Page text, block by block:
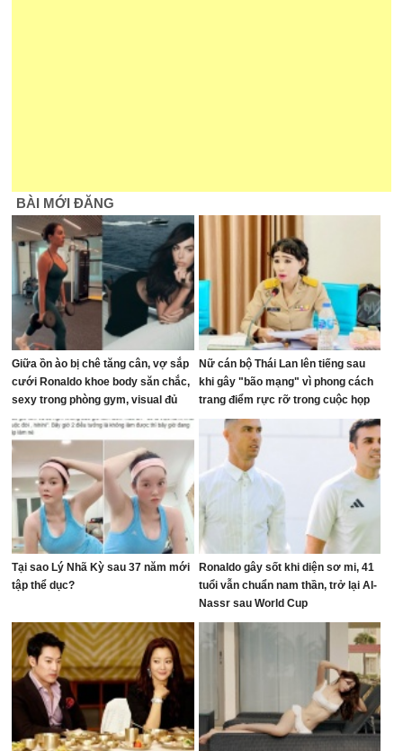
BÀI MỚI ĐĂNG
Giữa ồn ào bị chê tăng cân, vợ sắp
cưới Ronaldo khoe body săn chắc,
sexy trong phòng gym, visual đủ
sức dập tắt mọi lời chê bai
Nữ cán bộ Thái Lan lên tiếng sau
khi gây "bão mạng" vì phong cách
trang điểm rực rỡ trong cuộc họp
ngân sách
Tại sao Lý Nhã Kỳ sau 37 năm mới
tập thể dục?
Ronaldo gây sốt khi diện sơ mi, 41
tuổi vẫn chuẩn nam thần, trở lại Al-
Nassr sau World Cup